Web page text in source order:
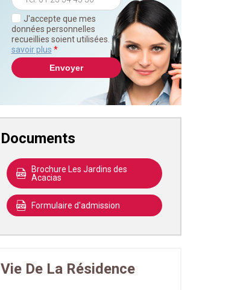
J'accepte que mes
données personnelles
recueillies soient utilisées. En
savoir plus *
Documents
Brochure Les Jardins des
Acacias
Formulaire d'admission
Vie De La Résidence